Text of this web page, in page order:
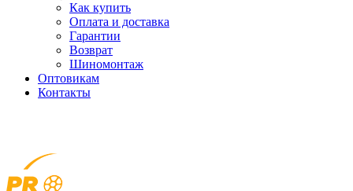
Как купить
Оплата и доставка
Гарантии
Возврат
Шиномонтаж
Оптовикам
Контакты